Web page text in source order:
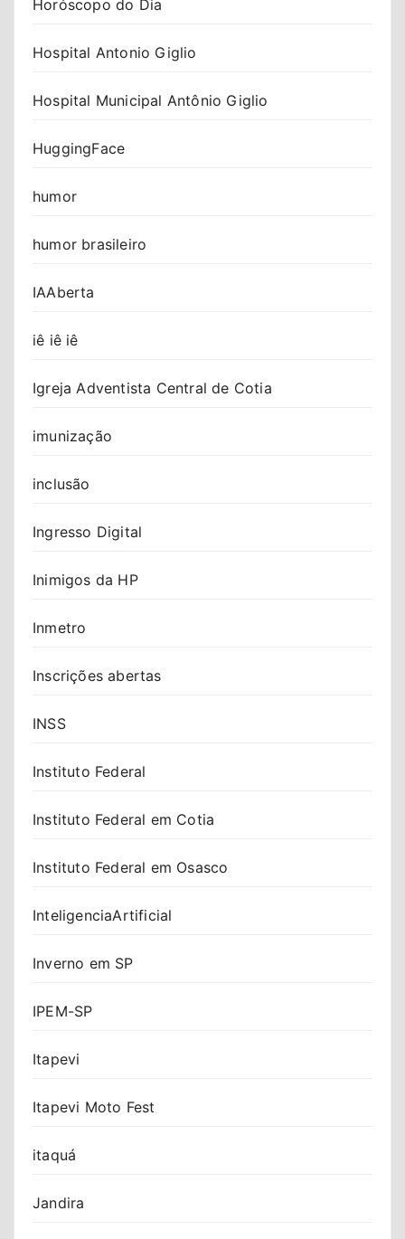
Horóscopo do Dia
Hospital Antonio Giglio
Hospital Municipal Antônio Giglio
HuggingFace
humor
humor brasileiro
IAAberta
iê iê iê
Igreja Adventista Central de Cotia
imunização
inclusão
Ingresso Digital
Inimigos da HP
Inmetro
Inscrições abertas
INSS
Instituto Federal
Instituto Federal em Cotia
Instituto Federal em Osasco
InteligenciaArtificial
Inverno em SP
IPEM-SP
Itapevi
Itapevi Moto Fest
itaquá
Jandira